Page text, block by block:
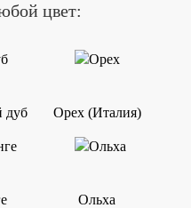
цвет:
дуб Орех (Италия)
Ольха